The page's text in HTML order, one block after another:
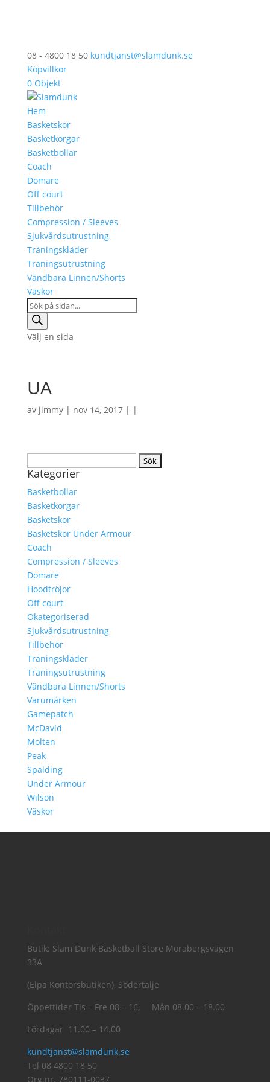
08 - 4800 18 50 kundtjanst@slamdunk.se
Köpvillkor
0 Objekt
Hem
Basketskor
Basketkorgar
Basketbollar
Coach
Domare
Off court
Tillbehör
Compression / Sleeves
Sjukvårdsutrustning
Träningskläder
Träningsutrustning
Vändbara Linnen/Shorts
Väskor
Products
search
Välj en sida
UA
av jimmy| nov 14, 2017 | |
efter:
Kategorier
Basketbollar
Basketkorgar
Basketskor
Basketskor Under Armour
Coach
Compression / Sleeves
Domare
Hoodtröjor
Off court
Okategoriserad
Sjukvårdsutrustning
Tillbehör
Träningskläder
Träningsutrustning
Vändbara Linnen/Shorts
Varumärken
Gamepatch
McDavid
Molten
Peak
Spalding
Under Armour
Wilson
Väskor
Butik: Slam Dunk Basketball Store Morabergsvägen
33A
(Elpa Kontorsbutiken), Södertälje
Öppettider Tis – Fre 08 – 16, Mån 08.00 – 18.00
Lördagar 11.00 – 14.00
kundtjanst@slamdunk.se
Tel 08 4800 18 50
Org.nr. 780111-0037